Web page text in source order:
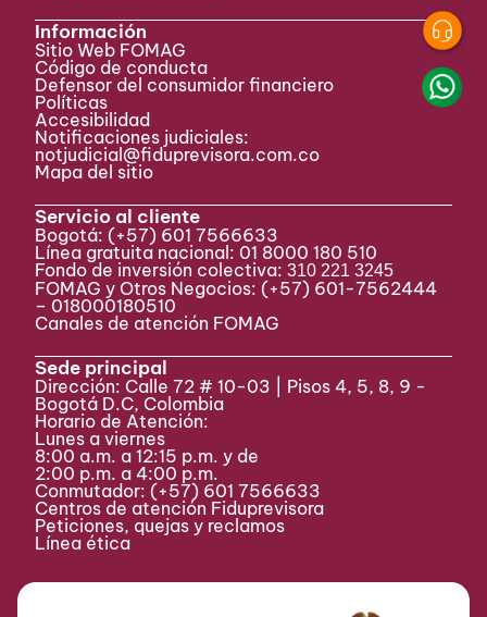
Información
Sitio Web FOMAG
Código de conducta
Defensor del consumidor financiero
Políticas
Accesibilidad
Notificaciones judiciales:
notjudicial@fiduprevisora.com.co
Mapa del sitio
Servicio al cliente
Bogotá: (+57) 601 7566633
Línea gratuita nacional: 01 8000 180 510
Fondo de inversión colectiva:310 221 3245
FOMAG y Otros Negocios: (+57) 601-7562444
– 018000180510
Canales de atención FOMAG
Sede principal
Dirección: Calle 72 # 10-03 | Pisos 4, 5, 8, 9 -
Bogotá D.C, Colombia
Horario de Atención:
Lunes a viernes
8:00 a.m. a 12:15 p.m. y de
2:00 p.m. a 4:00 p.m.
Conmutador: (+57) 601 7566633
Centros de atención Fiduprevisora
Peticiones, quejas y reclamos
Línea ética